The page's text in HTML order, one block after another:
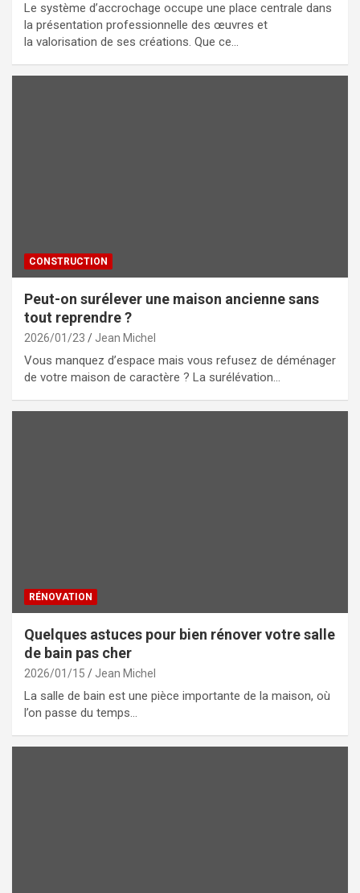
Le système d’accrochage occupe une place centrale dans
la présentation professionnelle des œuvres et
la valorisation de ses créations. Que ce…
CONSTRUCTION
Peut-on surélever une maison ancienne sans
tout reprendre ?
2026/01/23 Jean Michel
Vous manquez d’espace mais vous refusez de déménager
de votre maison de caractère ? La surélévation…
RÉNOVATION
Quelques astuces pour bien rénover votre salle
de bain pas cher
2026/01/15 Jean Michel
La salle de bain est une pièce importante de la maison, où
l’on passe du temps…